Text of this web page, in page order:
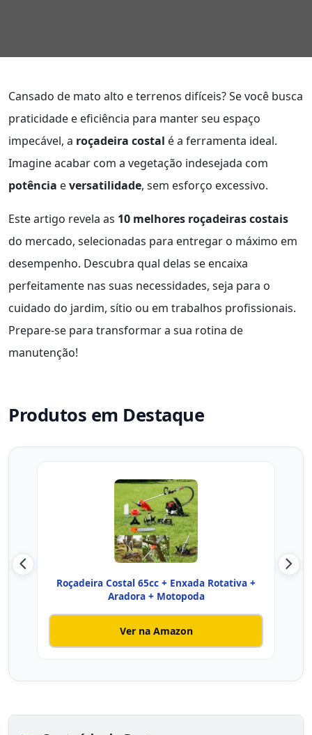
Cansado de mato alto e terrenos difíceis? Se você busca
praticidade e eficiência para manter seu espaço
impecável, a roçadeira costal é a ferramenta ideal.
Imagine acabar com a vegetação indesejada com
potência eversatilidade, sem esforço excessivo.
Este artigo revela as 10 melhores roçadeiras costais
do mercado, selecionadas para entregar o máximo em
desempenho. Descubra qual delas se encaixa
perfeitamente nas suas necessidades, seja para o
cuidado do jardim, sítio ou em trabalhos profissionais.
Prepare-se para transformar a sua rotina de
manutenção!
Produtos em Destaque
Roçadeira Costal 65cc + Enxada Rotativa +
Aradora + Motopoda
Ver na Amazon